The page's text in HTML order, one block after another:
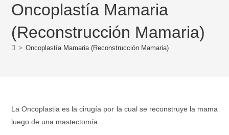
Oncoplastía Mamaria
(Reconstrucción Mamaria)
> Oncoplastía Mamaria (Reconstrucción Mamaria)
La Oncoplastia es la cirugía por la cual se reconstruye la mama
luego de una mastectomía.